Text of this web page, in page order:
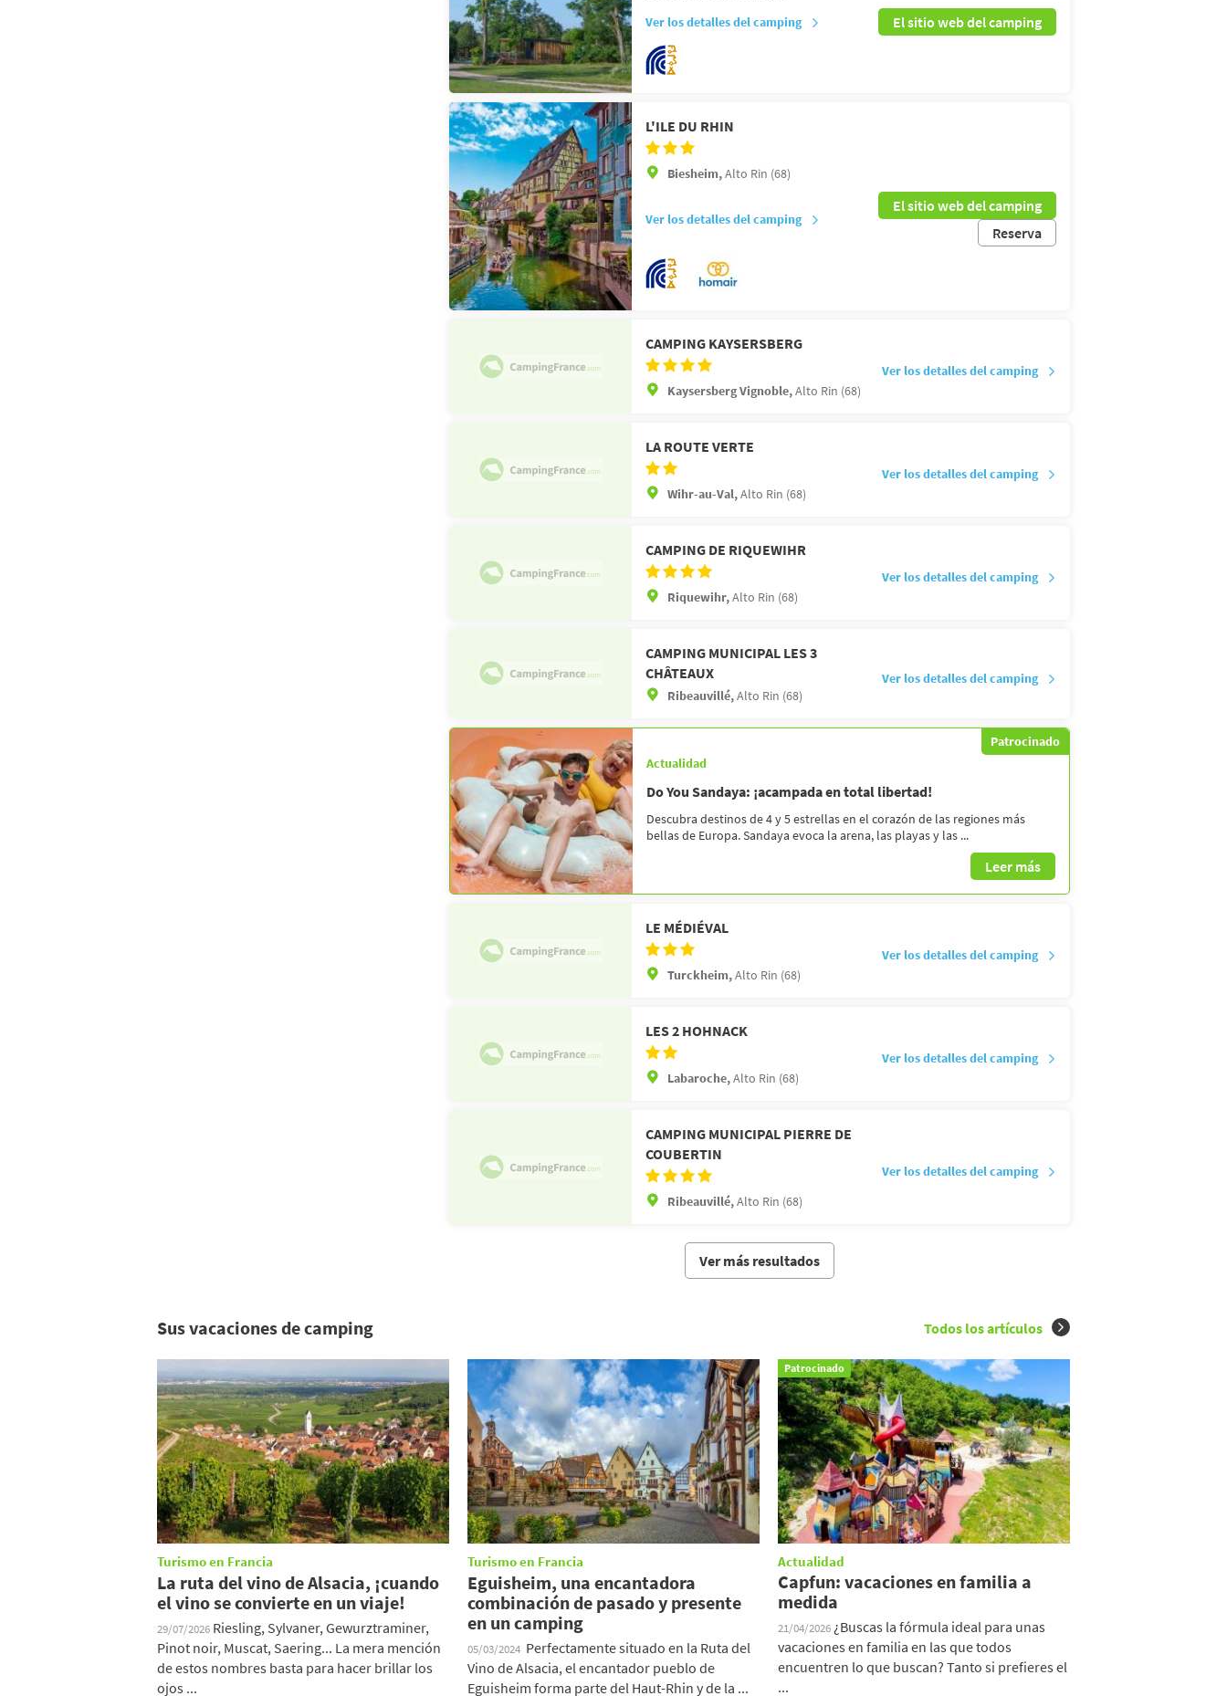
Ver los detalles del camping
El sitio web del camping
L'ILE DU RHIN
Biesheim,Alto Rin (68)
Ver los detalles del camping
El sitio web del camping
Reserva
CAMPING KAYSERSBERG
Kaysersberg Vignoble,Alto Rin (68)
Ver los detalles del camping
LA ROUTE VERTE
Wihr-au-Val,Alto Rin (68)
Ver los detalles del camping
CAMPING DE RIQUEWIHR
Riquewihr,Alto Rin (68)
Ver los detalles del camping
CAMPING MUNICIPAL LES 3
CHÂTEAUX
Ribeauvillé,Alto Rin (68)
Ver los detalles del camping
Patrocinado
Actualidad
Do You Sandaya: ¡acampada en total libertad!
Descubra destinos de 4 y 5 estrellas en el corazón de las regiones más
bellas de Europa. Sandaya evoca la arena, las playas y las ...
Leer más
LE MÉDIÉVAL
Turckheim,Alto Rin (68)
Ver los detalles del camping
LES 2 HOHNACK
Labaroche,Alto Rin (68)
Ver los detalles del camping
CAMPING MUNICIPAL PIERRE DE
COUBERTIN
Ribeauvillé,Alto Rin (68)
Ver los detalles del camping
Ver más resultados
Sus vacaciones de camping Todos los artículos
Turismo en Francia
La ruta del vino de Alsacia, ¡cuando
el vino se convierte en un viaje!
29/07/2026 Riesling, Sylvaner, Gewurztraminer,
Pinot noir, Muscat, Saering... La mera mención
de estos nombres basta para hacer brillar los
ojos ...
Turismo en Francia
Eguisheim, una encantadora
combinación de pasado y presente
en un camping
05/03/2024 Perfectamente situado en la Ruta del
Vino de Alsacia, el encantador pueblo de
Eguisheim forma parte del Haut-Rhin y de la ...
Patrocinado
Actualidad
Capfun: vacaciones en familia a
medida
21/04/2026 ¿Buscas la fórmula ideal para unas
vacaciones en familia en las que todos
encuentren lo que buscan? Tanto si prefieres el
...